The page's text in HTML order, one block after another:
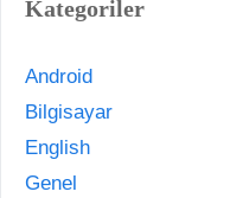
Kategoriler
Android
Bilgisayar
English
Genel